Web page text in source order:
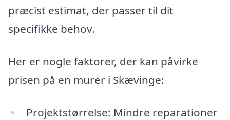
præcist estimat, der passer til dit
specifikke behov.
Her er nogle faktorer, der kan påvirke
prisen på en murer i Skævinge:
Projektstørrelse: Mindre reparationer